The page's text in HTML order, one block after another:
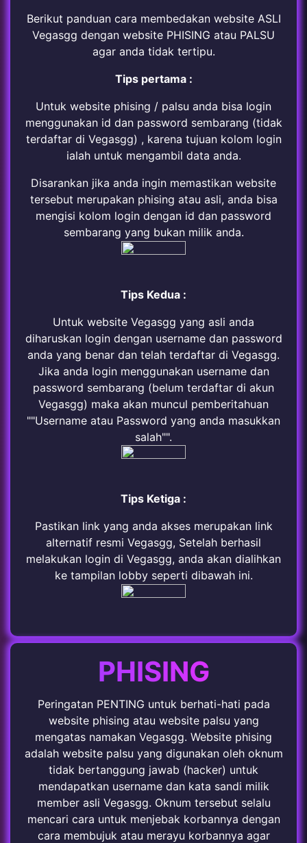
Berikut panduan cara membedakan website ASLI
Vegasgg dengan website PHISING atau PALSU
agar anda tidak tertipu.
Tips pertama :
Untuk website phising / palsu anda bisa login
menggunakan id dan password sembarang (tidak
terdaftar di Vegasgg) , karena tujuan kolom login
ialah untuk mengambil data anda.
Disarankan jika anda ingin memastikan website
tersebut merupakan phising atau asli, anda bisa
mengisi kolom login dengan id dan password
sembarang yang bukan milik anda.
Tips Kedua :
Untuk website Vegasgg yang asli anda
diharuskan login dengan username dan password
anda yang benar dan telah terdaftar di Vegasgg.
Jika anda login menggunakan username dan
password sembarang (belum terdaftar di akun
Vegasgg) maka akan muncul pemberitahuan
""Username atau Password yang anda masukkan
salah"".
Tips Ketiga :
Pastikan link yang anda akses merupakan link
alternatif resmi Vegasgg, Setelah berhasil
melakukan login di Vegasgg, anda akan dialihkan
ke tampilan lobby seperti dibawah ini.
PHISING
Peringatan PENTING untuk berhati-hati pada
website phising atau website palsu yang
mengatas namakan Vegasgg. Website phising
adalah website palsu yang digunakan oleh oknum
tidak bertanggung jawab (hacker) untuk
mendapatkan username dan kata sandi milik
member asli Vegasgg. Oknum tersebut selalu
mencari cara untuk menjebak korbannya dengan
cara membujuk atau merayu korbannya agar